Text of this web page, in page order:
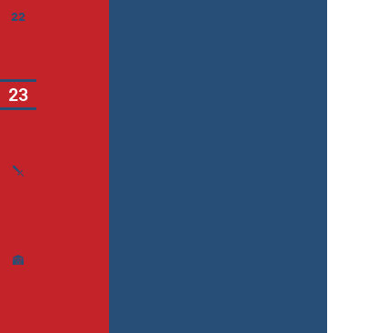
22
23